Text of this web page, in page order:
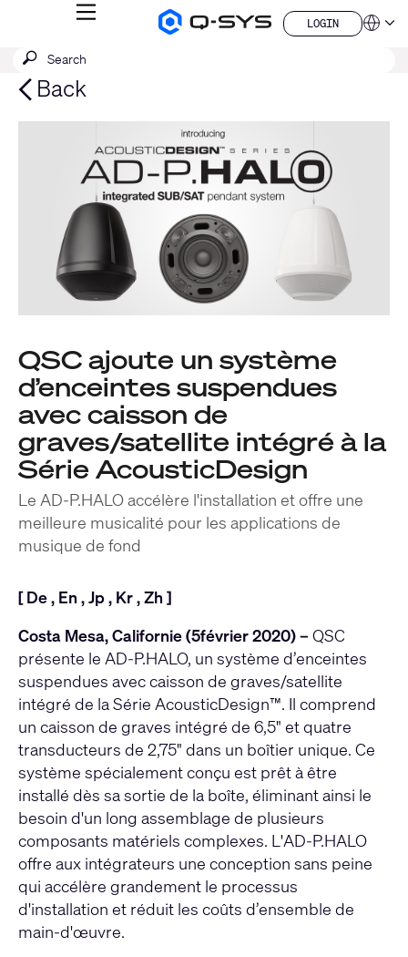
Q-
MENU
LOGIN
LOGIN
QSYS.com (English)
India (English)
Deutsch
Español
China (中文)
Submit
SEARCH
Back
QSC ajoute un système
d’enceintes suspendues
avec caisson de
graves/satellite intégré à la
Série AcousticDesign
Le AD-P.HALO accélère l'installation et offre une
meilleure musicalité pour les applications de
musique de fond
[De, En ,Jp, Kr,Zh ]
Costa Mesa, Californie (5février 2020) – QSC
présente le AD-P.HALO, un système d’enceintes
suspendues avec caisson de graves/satellite
intégré de la Série AcousticDesign™. Il comprend
un caisson de graves intégré de 6,5" et quatre
transducteurs de 2,75" dans un boîtier unique. Ce
système spécialement conçu est prêt à être
installé dès sa sortie de la boîte, éliminant ainsi le
besoin d'un long assemblage de plusieurs
composants matériels complexes. L'AD-P.HALO
offre aux intégrateurs une conception sans peine
qui accélère grandement le processus
d'installation et réduit les coûts d’ensemble de
main-d'œuvre.